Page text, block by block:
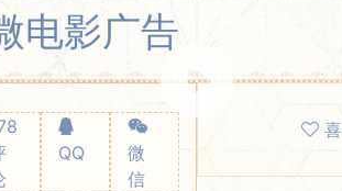
电影广告
QQ
微
信